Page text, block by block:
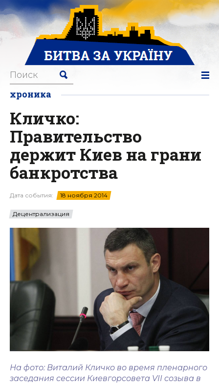
хроника
Кличко:
Правительство
держит Киев на грани
банкротства
Дата события: 18 ноября 2014
Децентрализация
На фото: Виталий Кличко во время пленарного
заседания сессии Киевгорсовета VII созыва в